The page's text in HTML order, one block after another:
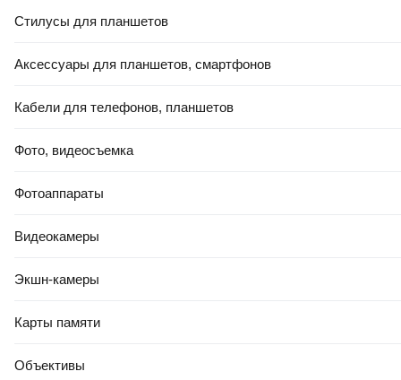
Стилусы для планшетов
Аксессуары для планшетов, смартфонов
Кабели для телефонов, планшетов
Фото, видеосъемка
Фотоаппараты
Видеокамеры
Экшн-камеры
Карты памяти
Объективы